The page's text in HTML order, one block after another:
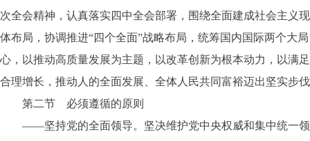
次全会精神，认真落实四中全会部署，围绕全面建成社会主义
体布局，协调推进“四个全面”战略布局，统筹国内国际两个大
心，以推动高质量发展为主题，以改革创新为根本动力，以满
合理增长，推动人的全面发展、全体人民共同富裕迈出坚实步
第二节 必须遵循的原则
——坚持党的全面领导。坚决维护党中央权威和集中统一领